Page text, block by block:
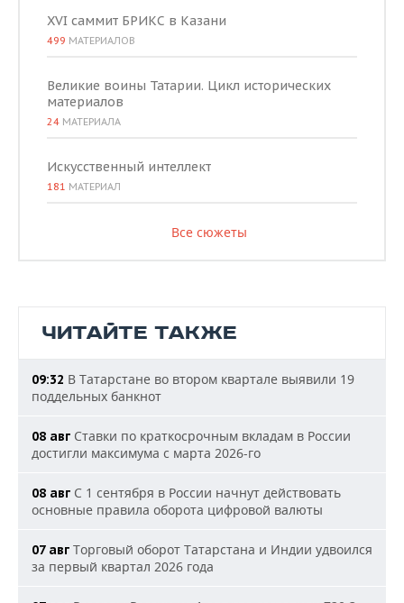
XVI саммит БРИКС в Казани
499 МАТЕРИАЛОВ
Великие воины Татарии. Цикл исторических
материалов
24 МАТЕРИАЛА
Искусственный интеллект
181 МАТЕРИАЛ
Все сюжеты
ЧИТАЙТЕ ТАКЖЕ
09:32 В Татарстане во втором квартале выявили 19
поддельных банкнот
08 авг Ставки по краткосрочным вкладам в России
достигли максимума с марта 2026-го
08 авг С 1 сентября в России начнут действовать
основные правила оборота цифровой валюты
07 авг Торговый оборот Татарстана и Индии удвоился
за первый квартал 2026 года